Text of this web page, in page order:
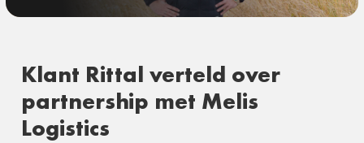
Klant Rittal verteld over
partnership met Melis
Logistics